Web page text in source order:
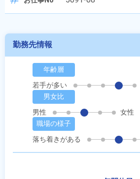
勤務先情報
年齢層
若手が多い
男女比
男性
女性
職場の様子
落ち着きがある